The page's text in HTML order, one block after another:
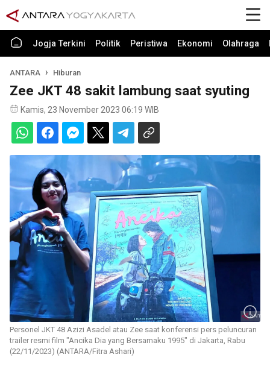
Jogja Terkini Politik Peristiwa Ekonomi Olahraga
ANTARA Hiburan
Zee JKT 48 sakit lambung saat syuting
Kamis, 23 November 2023 06:19 WIB
Personel JKT 48 Azizi Asadel atau Zee saat konferensi pers peluncuran
trailer resmi film "Ancika Dia yang Bersamaku 1995" di Jakarta, Rabu
(22/11/2023) (ANTARA/Fitra Ashari)